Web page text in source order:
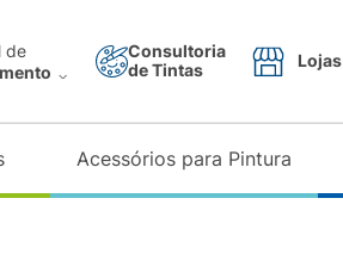
de
Consultoria
de Tintas
Lojas
Acessórios para Pintura